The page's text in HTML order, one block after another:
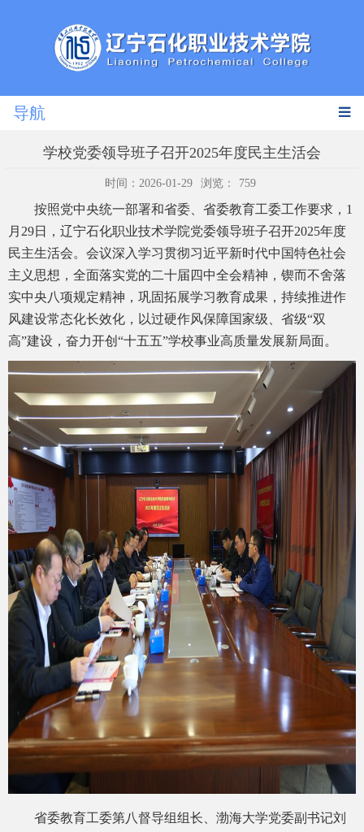
导航
学校党委领导班子召开2025年度民主生活会
时间：2026-01-29 浏览： 759
按照党中央统一部署和省委、省委教育工委工作要求，1
月29日，辽宁石化职业技术学院党委领导班子召开2025年度
民主生活会。会议深入学习贯彻习近平新时代中国特色社会
主义思想，全面落实党的二十届四中全会精神，锲而不舍落
实中央八项规定精神，巩固拓展学习教育成果，持续推进作
风建设常态化长效化，以过硬作风保障国家级、省级“双
高”建设，奋力开创“十五五”学校事业高质量发展新局面。
省委教育工委第八督导组组长、渤海大学党委副书记刘